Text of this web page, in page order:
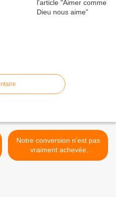
Notre conversion n'est pas
vraiment achevée
(Commentaire de Éph 2, 1-